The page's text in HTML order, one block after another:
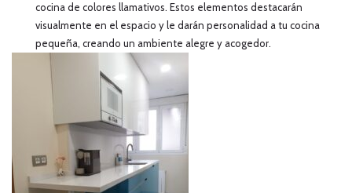
cocina de colores llamativos. Estos elementos destacarán
visualmente en el espacio y le darán personalidad a tu cocina
pequeña, creando un ambiente alegre y acogedor.